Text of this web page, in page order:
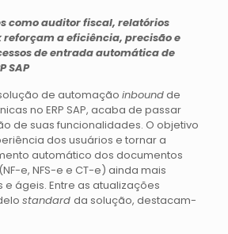
como auditor fiscal, relatórios
reforçam a eficiência, precisão e
de entrada automática de
SAP
de automação inboundde
no ERP SAP, acaba de passar
de suas funcionalidades. O objetivo
dos usuários e tornar a
automático dos documentos
e, NFS-e e CT-e) ainda mais
ágeis. Entre as atualizações
standard da solução, destacam-